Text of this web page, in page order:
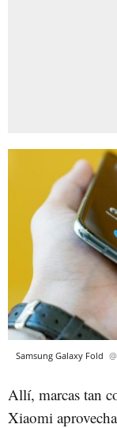
Samsung Galaxy Fold
Allí, marcas tan
Xiaomi